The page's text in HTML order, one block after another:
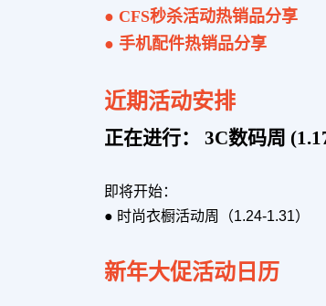
● CFS秒杀活动热销品分享
● 手机配件热销品分享
近期活动安排
正在进行： 3C数码周
即将开始：
● 时尚衣橱活动周（1.24-1.31）
新年大促活动日历